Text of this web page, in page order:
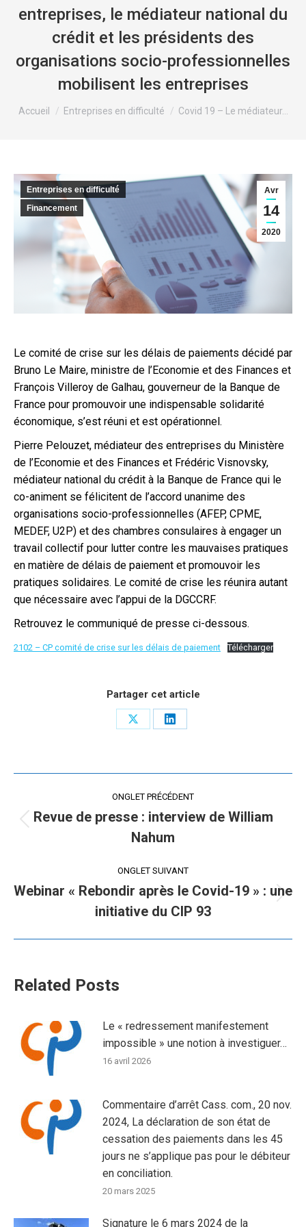
entreprises, le médiateur national du
crédit et les présidents des
organisations socio-professionnelles
mobilisent les entreprises
Vous êtes ici :
Accueil Entreprises en difficulté Covid 19 – Le médiateur…
Avr
14
2020
Entreprises en difficulté
Financement
Le comité de crise sur les délais de paiements décidé par
Bruno Le Maire, ministre de l’Economie et des Finances et
François Villeroy de Galhau, gouverneur de la Banque de
France pour promouvoir une indispensable solidarité
économique, s’est réuni et est opérationnel.
Pierre Pelouzet, médiateur des entreprises du Ministère
de l’Economie et des Finances et Frédéric Visnovsky,
médiateur national du crédit à la Banque de France qui le
co-animent se félicitent de l’accord unanime des
organisations socio-professionnelles (AFEP, CPME,
MEDEF, U2P) et des chambres consulaires à engager un
travail collectif pour lutter contre les mauvaises pratiques
en matière de délais de paiement et promouvoir les
pratiques solidaires. Le comité de crise les réunira autant
que nécessaire avec l’appui de la DGCCRF.
Retrouvez le communiqué de presse ci-dessous.
2102 – CP comité de crise sur les délais de paiement Télécharger
Partager cet article
Share
Share
Navigation
de
commentaire
ONGLET PRÉCÉDENT
précédent
Revue de presse : interview de William
Nahum
ONGLET SUIVANT
suivant
Webinar « Rebondir après le Covid-19 » : une
initiative du CIP 93
Related Posts
Le « redressement manifestement
impossible » une notion à investiguer…
16 avril 2026
Commentaire d’arrêt Cass. com., 20 nov.
2024, La déclaration de son état de
cessation des paiements dans les 45
jours ne s’applique pas pour le débiteur
en conciliation.
20 mars 2025
Signature le 6 mars 2024 de la